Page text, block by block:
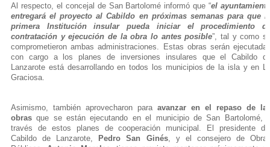
Al respecto, el concejal de San Bartolomé informó que “el
entregará el proyecto al Cabildo en próximas semanas para que
primera Institución insular pueda iniciar el procedimiento
contratación y ejecución de la obra lo antes posible”, tal y como
comprometieron ambas administraciones. Estas obras serán
con cargo a los planes de inversiones insulares que el Cabildo
Lanzarote está desarrollando en todos los municipios de la isla y en
Graciosa.
Asimismo, también aprovecharon para avanzar en el repaso de
obrasque se están ejecutando en el municipio de San Bartolomé,
través de estos planes de cooperación municipal. El presidente
Cabildo de Lanzarote,
Pedro San Ginés, y el consejero de